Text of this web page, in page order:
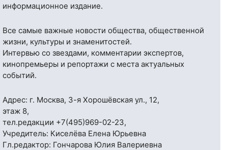
информационное издание.
Все самые важные новости общества, общественной
жизни, культуры и знаменитостей.
Интервью со звездами, комментарии экспертов,
кинопремьеры и репортажи с места актуальных
событий.
Адрес: г. Москва, 3-я Хорошёвская ул., 12,
этаж 8,
тел.редакции +7(495)969-02-23,
Учредитель: Киселёва Елена Юрьевна
Гл.редактор: Гончарова Юлия Валериевна